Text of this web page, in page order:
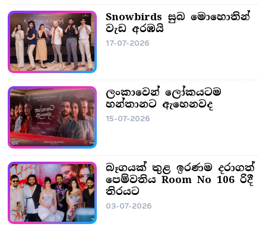
Snowbirds සුබ මොහොතින්
වැඩ අරඹයි
17-07-2026
ලංකාවෙන් ලෝකයටම
හන්තානට ඇහෙනවද
15-07-2026
බෑගයක් තුළ ඉරණම දරාගත්
පෙම්වතිය Room No 106 රිදී
තිරයට
03-07-2026